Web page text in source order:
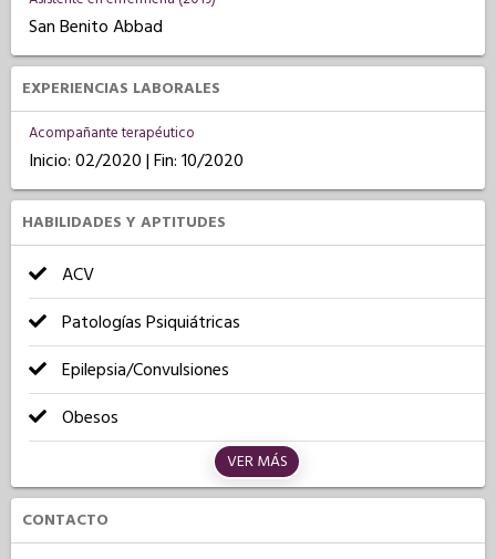
San Benito Abbad
EXPERIENCIAS LABORALES
Acompañante terapéutico
Inicio: 02/2020 | Fin: 10/2020
HABILIDADES Y APTITUDES
ACV
Patologías Psiquiátricas
Epilepsia/Convulsiones
Obesos
VER MÁS
CONTACTO